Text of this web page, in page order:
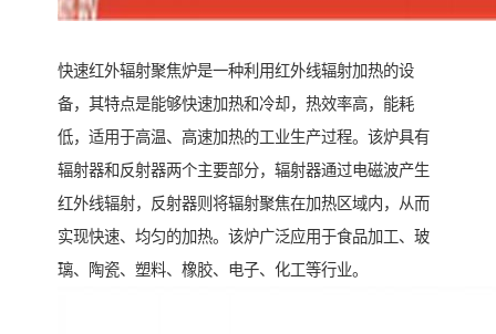
快速红外辐射聚焦炉是一种利用红外线辐射加热的设
备，其特点是能够快速加热和冷却，热效率高，能耗
低，适用于高温、高速加热的工业生产过程。该炉具有
辐射器和反射器两个主要部分，辐射器通过电磁波产生
红外线辐射，反射器则将辐射聚焦在加热区域内，从而
实现快速、均匀的加热。该炉广泛应用于食品加工、玻
璃、陶瓷、塑料、橡胶、电子、化工等行业。